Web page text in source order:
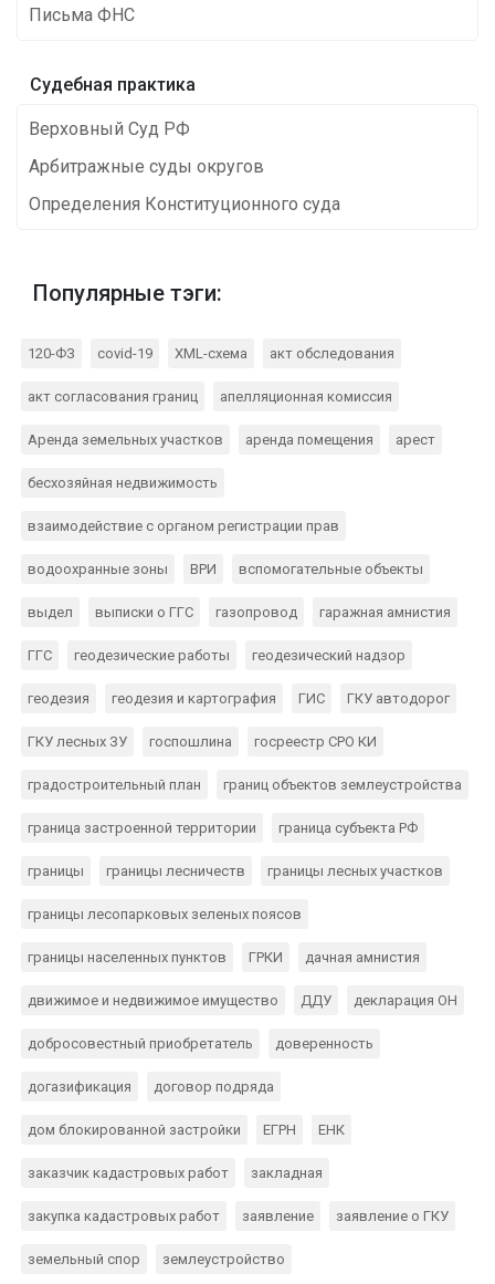
Письма ФНС
Cудебная практика
Верховный Суд РФ
Арбитражные суды округов
Определения Конституционного суда
Популярные тэги:
120-ФЗ covid-19 XML-схема акт обследования
акт согласования границ апелляционная комиссия
Аренда земельных участков аренда помещения арест
бесхозяйная недвижимость
взаимодействие с органом регистрации прав
водоохранные зоны ВРИ вспомогательные объекты
выдел выписки о ГГС газопровод гаражная амнистия
ГГС геодезические работы геодезический надзор
геодезия геодезия и картография ГИС ГКУ автодорог
ГКУ лесных ЗУ госпошлина госреестр СРО КИ
градостроительный план границ объектов землеустройства
граница застроенной территории граница субъекта РФ
границы границы лесничеств границы лесных участков
границы лесопарковых зеленых поясов
границы населенных пунктов ГРКИ дачная амнистия
движимое и недвижимое имущество ДДУ декларация ОН
добросовестный приобретатель доверенность
догазификация договор подряда
дом блокированной застройки ЕГРН ЕНК
заказчик кадастровых работ закладная
закупка кадастровых работ заявление заявление о ГКУ
земельный спор землеустройство